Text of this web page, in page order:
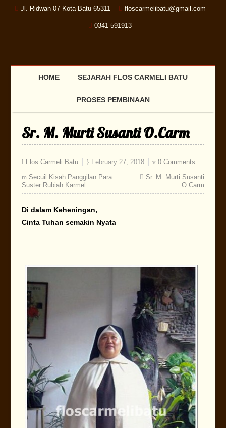
Jl. Ridwan 07 Kota Batu 65311 floscarmelibatu@gmail.com
0341-591913
HOME SEJARAH FLOS CARMELI BATU
PROSES PEMBINAAN
Sr. M. Murti Susanti O.Carm
Flos Carmeli Batu February 27, 2018
0 Comments
Secuil Kisah Panggilan Para
Suster Rubiah Karmel
Sr. M. Murti Susanti
O.Carm
Di dalam Keheningan,
Cinta Tuhan semakin Nyata